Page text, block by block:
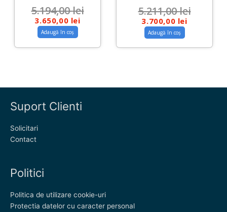
5.194,00lei
3.650,00 lei
Adaugă în coș
5.211,00lei
3.700,00 lei
Adaugă în coș
Suport Clienti
Solicitari
Contact
Politici
Politica de utilizare cookie-uri
Protectia datelor cu caracter personal